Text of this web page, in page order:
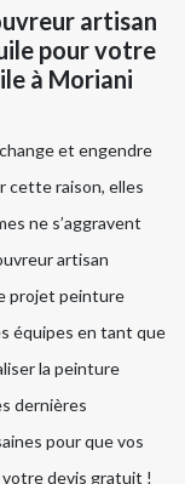
artisan
pour votre
à Moriani
et engendre
cette raison, elles
ne s’aggravent
artisan
projet peinture
équipes en tant que
la peinture
dernières
pour que vos
votre devis gratuit !